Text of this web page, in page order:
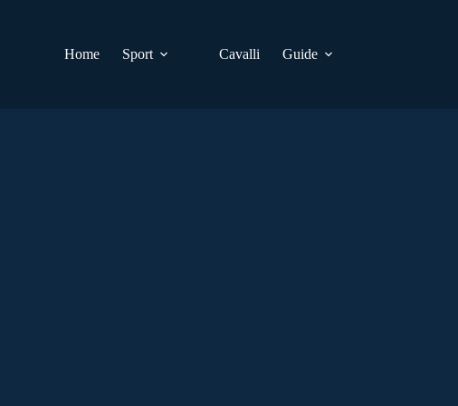
Home
Sport Cavalli Guide